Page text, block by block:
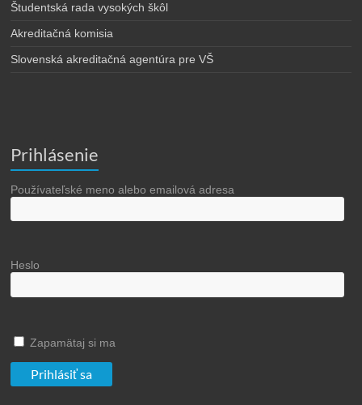
Študentská rada vysokých škôl
Akreditačná komisia
Slovenská akreditačná agentúra pre VŠ
Prihlásenie
Používateľské meno alebo emailová adresa
Heslo
Zapamätaj si ma